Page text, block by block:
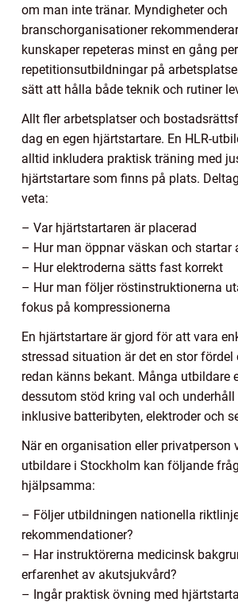
om man inte tränar. Myndigheter och
branschorganisationer
kunskaper repeteras minst en gång
repetitionsutbildningar på
sätt att hålla både teknik och rutiner
Allt fler arbetsplatser och
dag en egen hjärtstartare. En HLR-
alltid inkludera praktisk träning med
hjärtstartare som finns på plats.
veta:
– Var hjärtstartaren är placerad
– Hur man öppnar väskan och startar
– Hur elektroderna sätts fast korrekt
– Hur man följer röstinstruktionerna
fokus på kompressionerna
En hjärtstartare är gjord för att vara
stressad situation är det en stor fördel
redan känns bekant. Många utbildare
dessutom stöd kring val och
inklusive batteribyten, elektroder och
När en organisation eller privatperson
utbildare i Stockholm kan följande
hjälpsamma:
– Följer utbildningen nationella
rekommendationer?
– Har instruktörerna medicinsk
erfarenhet av akutsjukvård?
– Ingår praktisk övning med